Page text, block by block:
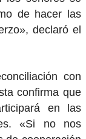
de hacer las
declaró el
con
confirma que
en las
«Si no nos